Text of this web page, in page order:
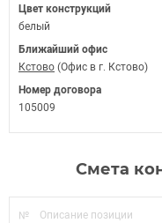
Цвет конструкций
белый
Ближайший офис
Кстово (Офис в г. Кстово)
Номер договора
105009
Смета
№ Описание позиции